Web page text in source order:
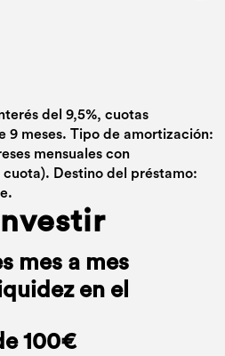
del 9,5%, cuotas
9 meses. Tipo de amortización:
mensuales con
Destino del préstamo:
mes a mes
en el
100€